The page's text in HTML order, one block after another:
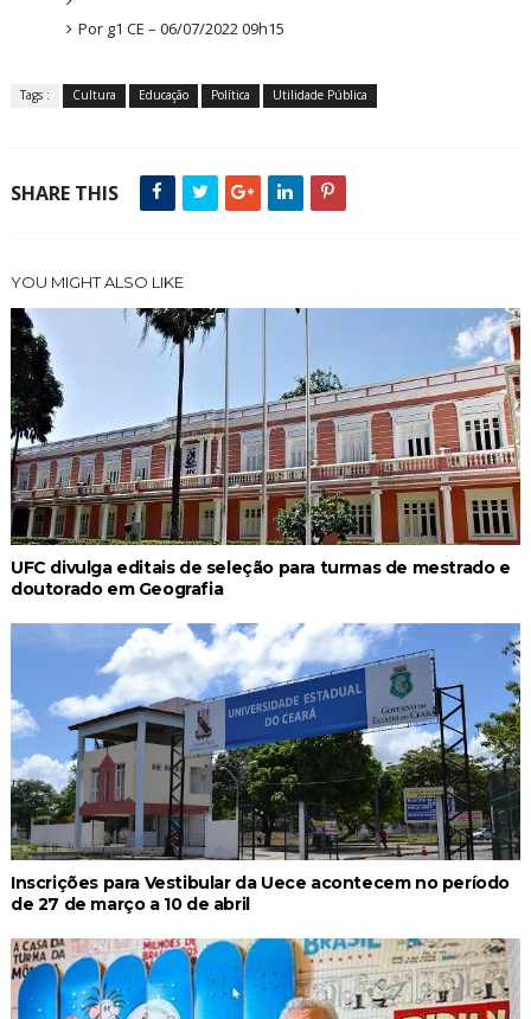
Por g1 CE – 06/07/2022 09h15
Tags : Cultura Educação Política Utilidade Pública
SHARE THIS
YOU MIGHT ALSO LIKE
UFC divulga editais de seleção para turmas de mestrado e
doutorado em Geografia
Inscrições para Vestibular da Uece acontecem no período
de 27 de março a 10 de abril